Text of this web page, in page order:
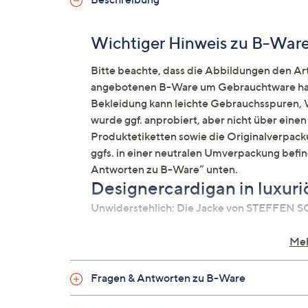
Wichtiger Hinweis zu B-
Bitte beachte, dass die Abbildungen den
angebotenen B-Ware um Gebrauchtware
Bekleidung kann leichte
wurde ggf. anprobiert, aber nicht über
Produktetiketten sowie die
ggfs. in einer neutralen Umverpackung
Antworten zu B-Ware“ unten.
Designercardigan in
Unwiderstehlich: Die Jacke von STEFFEN
V-Ausschnitt
Fragen & Antworten zu B-Ware